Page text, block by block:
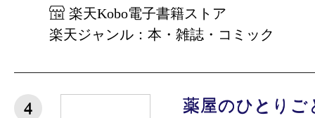
楽天Kobo電子書籍ストア
楽天ジャンル：本・雑誌・コミック
4
薬屋のひとりご